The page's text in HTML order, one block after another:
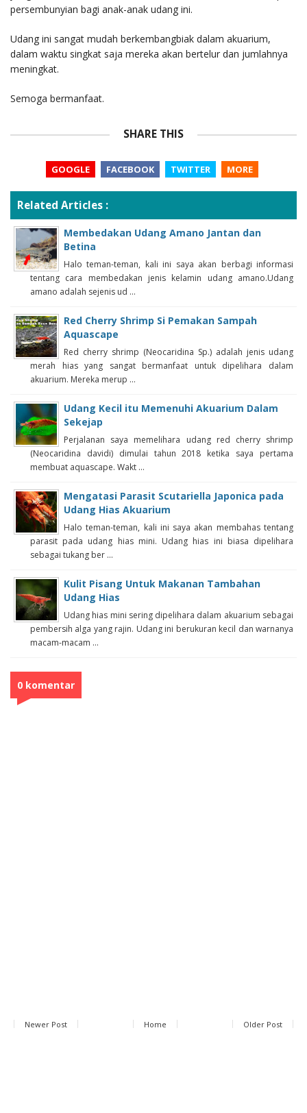
persembunyian bagi anak-anak udang ini.
Udang ini sangat mudah berkembangbiak dalam akuarium,
dalam waktu singkat saja mereka akan bertelur dan jumlahnya
meningkat.
Semoga bermanfaat.
SHARE THIS
GOOGLE FACEBOOK TWITTER MORE
Related Articles :
Membedakan Udang Amano Jantan dan
Betina
Halo teman-teman, kali ini saya akan berbagi informasi
tentang cara membedakan jenis kelamin udang amano.Udang
amano adalah sejenis ud ...
Red Cherry Shrimp Si Pemakan Sampah
Aquascape
Red cherry shrimp (Neocaridina Sp.) adalah jenis udang
merah hias yang sangat bermanfaat untuk dipelihara dalam
akuarium. Mereka merup ...
Udang Kecil itu Memenuhi Akuarium Dalam
Sekejap
Perjalanan saya memelihara udang red cherry shrimp
(Neocaridina davidi) dimulai tahun 2018 ketika saya pertama
membuat aquascape. Wakt ...
Mengatasi Parasit Scutariella Japonica pada
Udang Hias Akuarium
Halo teman-teman, kali ini saya akan membahas tentang
parasit pada udang hias mini. Udang hias ini biasa dipelihara
sebagai tukang ber ...
Kulit Pisang Untuk Makanan Tambahan
Udang Hias
Udang hias mini sering dipelihara dalam akuarium sebagai
pembersih alga yang rajin. Udang ini berukuran kecil dan warnanya
macam-macam ...
0 komentar
Newer Post Older Post
Home